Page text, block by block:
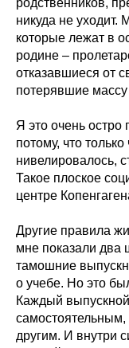
никуда не уходит.
которые лежат в
родине –
отказавшиеся от
потерявшие
Я это очень
потому, что
нивелировалось,
Такое плоское
центре
Другие правила
мне показали два
тамошние
о учебе. Но это
Каждый
другим. И внутри